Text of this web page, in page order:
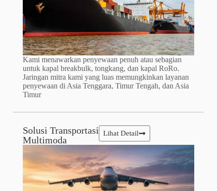
Kami menawarkan penyewaan penuh atau sebagian
untuk kapal breakbulk, tongkang, dan kapal RoRo.
Jaringan mitra kami yang luas memungkinkan layanan
penyewaan di Asia Tenggara, Timur Tengah, dan Asia
Timur
Solusi Transportasi
Multimoda​
Lihat Detail